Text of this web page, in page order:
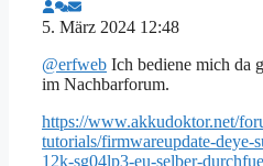
5. März 2024 12:48
@erfweb Ich bediene mich da
im Nachbarforum.
https://www.akkudoktor.net/
tutorials/firmwareupdate-deye-
12k-sg04lp3-eu-selber-